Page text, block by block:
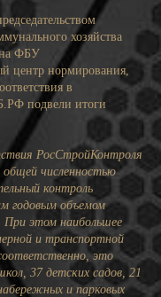
хозяйства
ФБУ
центр нормирования,
в
подвели итоги
РосСтройКонтроля
общей численностью
контроль
годовым объемом
При этом наибольшее
и транспортной
это
37 детских садов, 21
и парковых